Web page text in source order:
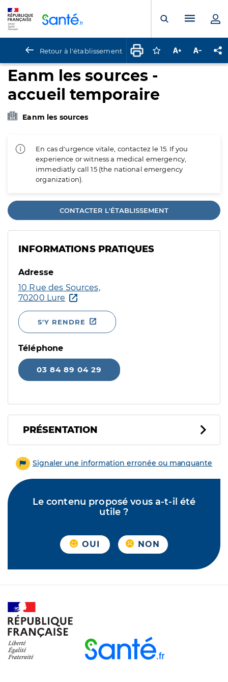
Ouvrir laMenu
Retour à l'établissement Connectez-vous
Augmenter la
Eanm les sources -
accueil temporaire
Eanm les sources
En cas d'urgence vitale, contactez le 15. If you
experience or witness a medical emergency,
immediatly call 15 (the national emergency
organization).
CONTACTER L'ÉTABLISSEMENT
INFORMATIONS PRATIQUES
Adresse
10 Rue des Sources,
70200 Lure
S'Y RENDRE
Téléphone
03 84 89 04 29
PRÉSENTATION
Signaler une information erronée ou manquante
Le contenu proposé vous a-t-il été
utile ?
OUI NON